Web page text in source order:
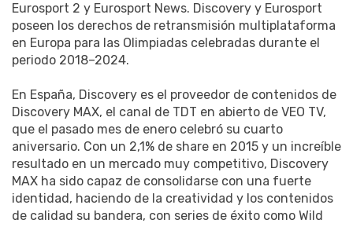
Eurosport 2 y Eurosport News. Discovery y Eurosport
poseen los derechos de retransmisión multiplataforma
en Europa para las Olimpiadas celebradas durante el
periodo 2018–2024.
En España, Discovery es el proveedor de contenidos de
Discovery MAX, el canal de TDT en abierto de VEO TV,
que el pasado mes de enero celebró su cuarto
aniversario. Con un 2,1% de share en 2015 y un increíble
resultado en un mercado muy competitivo, Discovery
MAX ha sido capaz de consolidarse con una fuerte
identidad, haciendo de la creatividad y los contenidos
de calidad su bandera, con series de éxito como Wild